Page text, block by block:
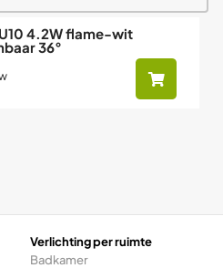
4.2W flame-wit
36°
Verlichting per ruimte
Badkamer